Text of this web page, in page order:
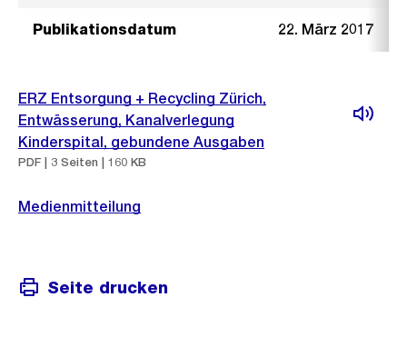
Publikationsdatum 22. März 2017
ERZ Entsorgung + Recycling Zürich,
Entwässerung, Kanalverlegung
Kinderspital, gebundene Ausgaben
PDF | 3 Seiten | 160 KB
Medienmitteilung
Seite drucken